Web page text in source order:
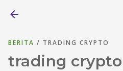
BERITA / TRADING CRYPTO
trading crypto